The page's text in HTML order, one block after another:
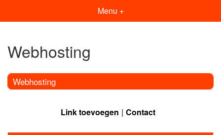
Menu +
Webhosting
Webhosting
Link toevoegen Contact